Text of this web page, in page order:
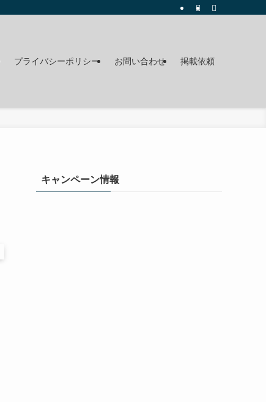
プライバシーポリシー お問い合わせ 掲載依頼
キャンペーン情報